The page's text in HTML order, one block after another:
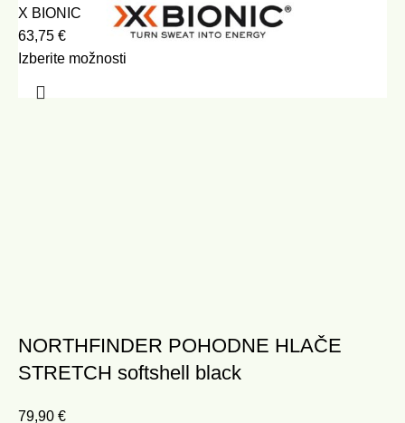
X BIONIC
63,75 €
Izberite možnosti
NORTHFINDER POHODNE HLAČE
STRETCH softshell black
79,90 €